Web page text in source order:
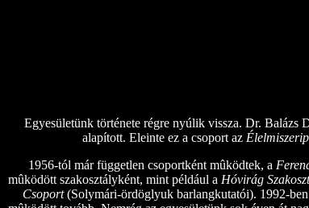
Egyesületünk története régre nyúlik vissza. Dr. Balázs
alapított. Eleinte ez a csoport az
1956-tól már független csoportként mûködtek, a
mûködött szakosztályként, mint például a Hóvirág
Csoport(Solymári-ördöglyuk barlangkutatói). 1992-